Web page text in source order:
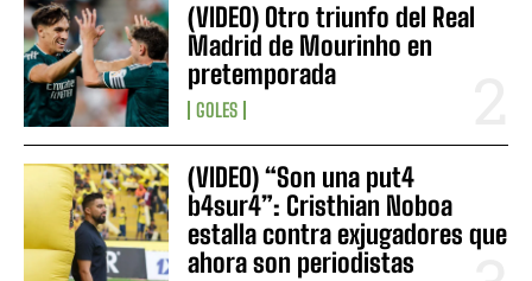
(VIDEO) Otro triunfo del Real
Madrid de Mourinho en
pretemporada
GOLES
(VIDEO) “Son una put4
b4sur4”: Cristhian Noboa
estalla contra exjugadores que
ahora son periodistas